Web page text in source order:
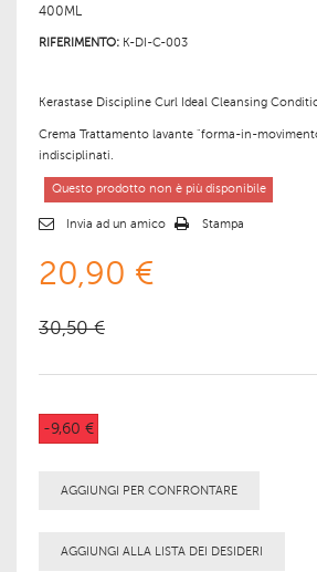
400ML
RIFERIMENTO: K-DI-C-003
Kerastase Discipline Curl Ideal Cleansing
Crema Trattamento lavante "forma-in-
indisciplinati.
Questo prodotto non è più disponibile
Invia ad un amico Stampa
20,90 €
30,50 €
-9,60 €
AGGIUNGI PER CONFRONTARE
AGGIUNGI ALLA LISTA DEI DESIDERI